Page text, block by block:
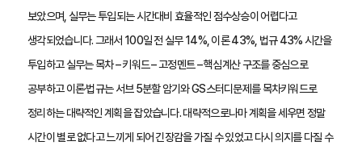
보았으며, 실무는 투입되는 시간대비 효율적인 점수상승이 어렵다고
생각되었습니다. 그래서 100일 전 실무 14%, 이론 43%, 법규 43% 시간을
투입하고 실무는 목차 – 키워드 – 고정멘트 – 핵심계산 구조를 중심으로
공부하고 이론·법규는 서브 5분할 암기와 GS스터디문제를 목차키워드로
정리하는 대략적인 계획을 잡았습니다. 대략적으로나마 계획을 세우면 정말
시간이 별로 없다고 느끼게 되어 긴장감을 가질 수 있었고 다시 의지를 다질 수